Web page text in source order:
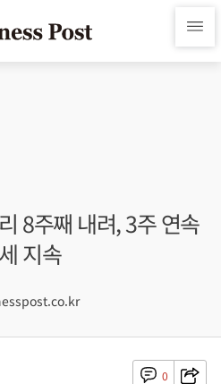
8주째 내려, 3주 연속
지속
0